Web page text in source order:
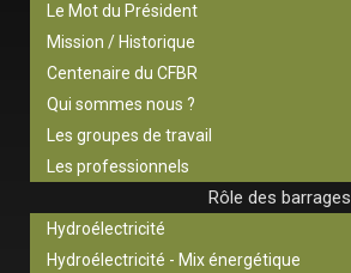
Le Mot du Président
Mission / Historique
Centenaire du CFBR
Qui sommes nous ?
Les groupes de travail
Les professionnels
Rôle des barrages
Hydroélectricité
Hydroélectricité - Mix énergétique